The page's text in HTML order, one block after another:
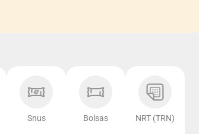
Snus Bolsas NRT (TRN)